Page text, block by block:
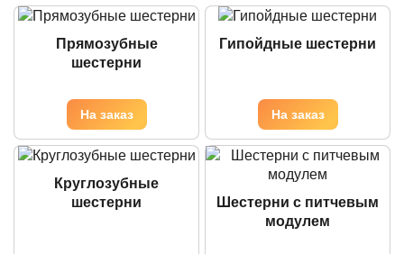
Прямозубные
шестерни
Гипойдные шестерни
Круглозубные
шестерни
Шестерни с питчевым
модулем